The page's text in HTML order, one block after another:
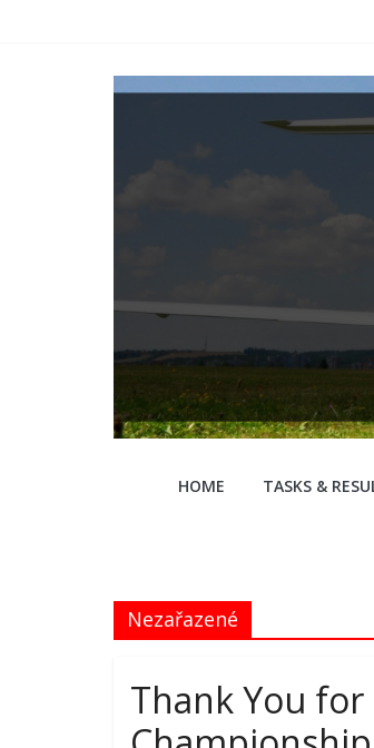
WGC
FAI
World
Championships
HOME TASKS &
Nezařazené
Thank You